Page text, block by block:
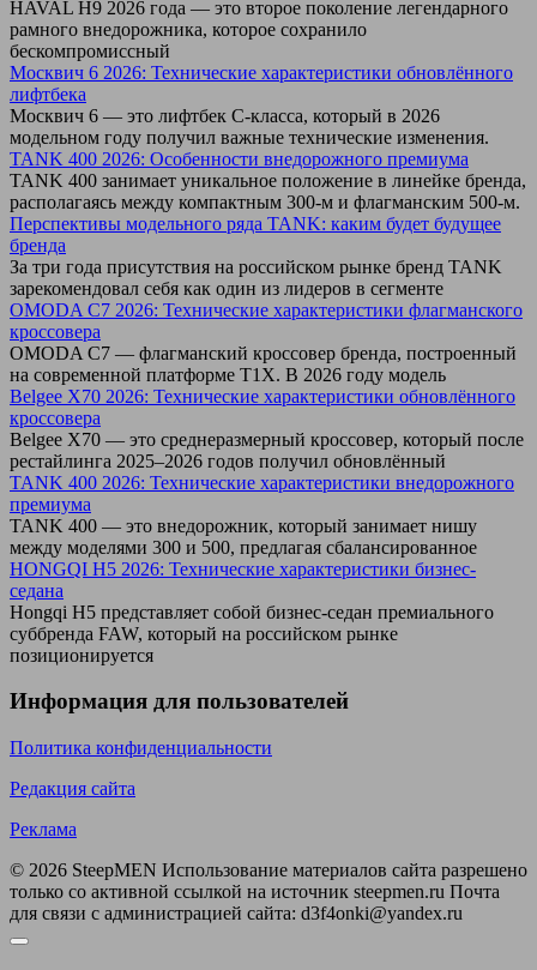
HAVAL H9 2026 года — это второе поколение легендарного
рамного внедорожника, которое сохранило
бескомпромиссный
Москвич 6 2026: Технические характеристики обновлённого
лифтбека
Москвич 6 — это лифтбек C-класса, который в 2026
модельном году получил важные технические изменения.
TANK 400 2026: Особенности внедорожного премиума
TANK 400 занимает уникальное положение в линейке бренда,
располагаясь между компактным 300-м и флагманским 500-м.
Перспективы модельного ряда TANK: каким будет будущее
бренда
За три года присутствия на российском рынке бренд TANK
зарекомендовал себя как один из лидеров в сегменте
OMODA C7 2026: Технические характеристики флагманского
кроссовера
OMODA C7 — флагманский кроссовер бренда, построенный
на современной платформе T1X. В 2026 году модель
Belgee X70 2026: Технические характеристики обновлённого
кроссовера
Belgee X70 — это среднеразмерный кроссовер, который после
рестайлинга 2025–2026 годов получил обновлённый
TANK 400 2026: Технические характеристики внедорожного
премиума
TANK 400 — это внедорожник, который занимает нишу
между моделями 300 и 500, предлагая сбалансированное
HONGQI H5 2026: Технические характеристики бизнес-
седана
Hongqi H5 представляет собой бизнес-седан премиального
суббренда FAW, который на российском рынке
позиционируется
Информация для пользователей
Политика конфиденциальности
Редакция сайта
Реклама
© 2026 SteepMEN Использование материалов сайта разрешено
только со активной ссылкой на источник steepmen.ru Почта
для связи с администрацией сайта: d3f4onki@yandex.ru